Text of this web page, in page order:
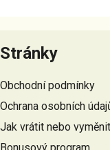
á
p
a
í
Stránky
Obchodní podmínky
Ochrana osobních
Jak vrátit nebo